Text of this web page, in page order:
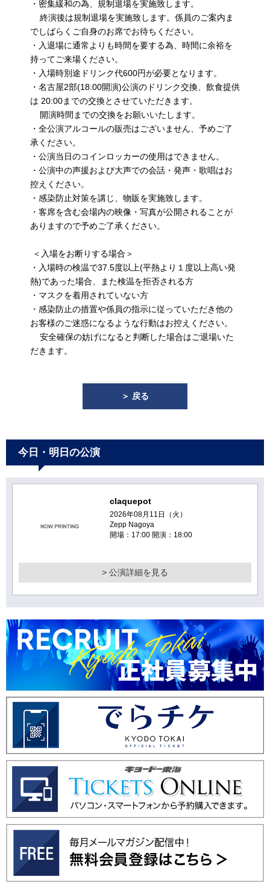
・密集緩和の為、規制退場を実施致します。
終演後は規制退場を実施致します。係員のご案内ま
でしばらくご自身のお席でお待ちください。
・入退場に通常よりも時間を要する為、時間に余裕を
持ってご来場ください。
・入場時別途ドリンク代600円が必要となります。
・名古屋2部(18:00開演)公演のドリンク交換、飲食提供
は 20:00までの交換とさせていただきます。
開演時間までの交換をお願いいたします。
・全公演アルコールの販売はございません、予めご了
承ください。
・公演当日のコインロッカーの使用はできません。
・公演中の声援および大声での会話・発声・歌唱はお
控えください。
・感染防止対策を講じ、物販を実施致します。
・客席を含む会場内の映像・写真が公開されることが
ありますので予めご了承ください。
＜入場をお断りする場合＞
・入場時の検温で37.5度以上(平熱より１度以上高い発
熱)であった場合、また検温を拒否される方
・マスクを着用されていない方
・感染防止の措置や係員の指示に従っていただき他の
お客様のご迷惑になるような行動はお控えください。
安全確保の妨げになると判断した場合はご退場いた
だきます。
＞ 戻る
今日・明日の公演
claquepot
2026年08月11日（火）
Zepp Nagoya
開場：17:00 開演：18:00
> 公演詳細を見る